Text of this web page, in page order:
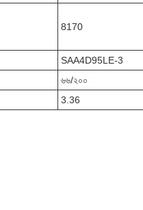
8170
SAA4D95LE-3
৬৬/২০০
3.36